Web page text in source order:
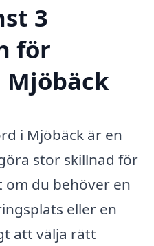
3
för
i Mjöbäck är en
stor skillnad för
du behöver en
eller en
att välja rätt